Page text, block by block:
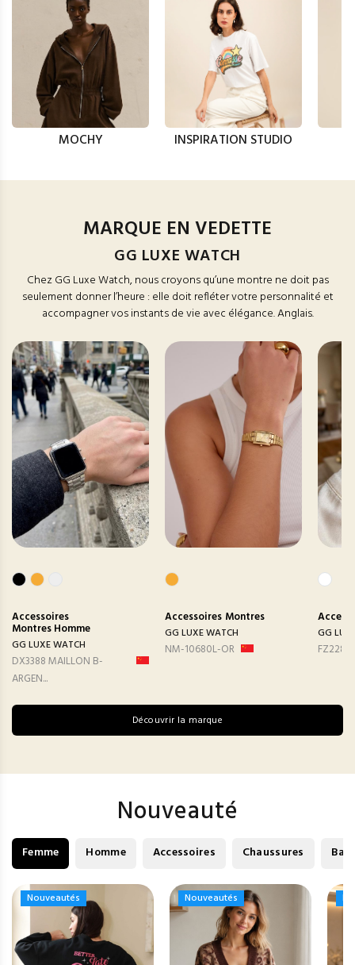
MOCHY INSPIRATION STUDIO
MARQUE EN VEDETTE
GG LUXE WATCH
Chez GG Luxe Watch, nous croyons qu’une montre ne doit pas
seulement donner l’heure : elle doit refléter votre personnalité et
accompagner vos instants de vie avec élégance. Anglais.
Accessoires
Montres Homme
GG LUXE WATCH
DX3388 MAILLON B-
ARGEN...
Accessoires Montres
GG LUXE WATCH
NM-10680L-OR
GG
FZ2282
Découvrir la marque
Nouveauté
Femme Homme Accessoires Chaussures
Nouveautés
Nouveautés Nouveautés
Nouveautés